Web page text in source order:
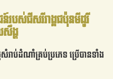
របស់ជីសរីរាង្គជប៉ុនមីដូរី
សឹង្ហ
រាប់ដំណាំគ្រប់ប្រភេទ ប្រើបានទាំង